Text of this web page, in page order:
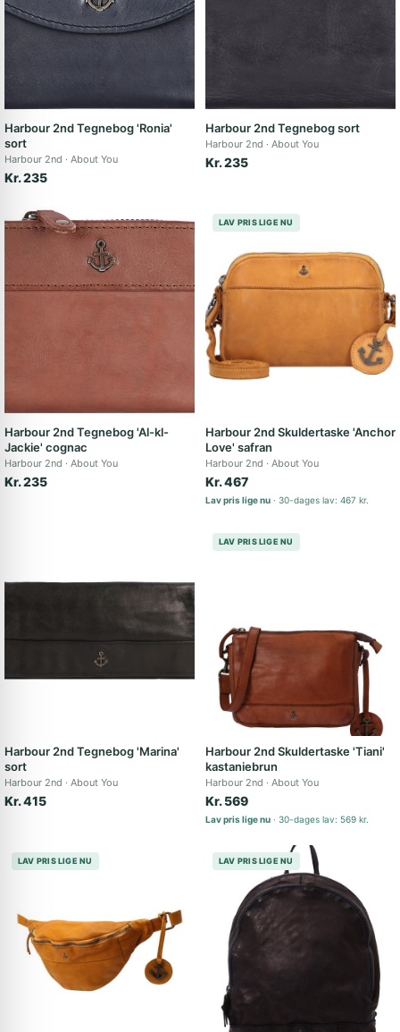
Harbour 2nd Tegnebog 'Ronia'
sort
Harbour 2nd About You
Kr. 235
Harbour 2nd Tegnebog sort
Harbour 2nd About You
Kr. 235
Harbour 2nd Tegnebog 'Al-kl-
Jackie' cognac
Harbour 2nd About You
Kr. 235
LAV PRIS LIGE NU
Harbour 2nd Skuldertaske 'Anchor
Love' safran
Harbour 2nd About You
Kr. 467
Lav pris lige nu 30-dages lav: 467 kr.
Harbour 2nd Tegnebog 'Marina'
sort
Harbour 2nd About You
Kr. 415
LAV PRIS LIGE NU
Harbour 2nd Skuldertaske 'Tiani'
kastaniebrun
Harbour 2nd About You
Kr. 569
Lav pris lige nu 30-dages lav: 569 kr.
LAV PRIS LIGE NU LAV PRIS LIGE NU